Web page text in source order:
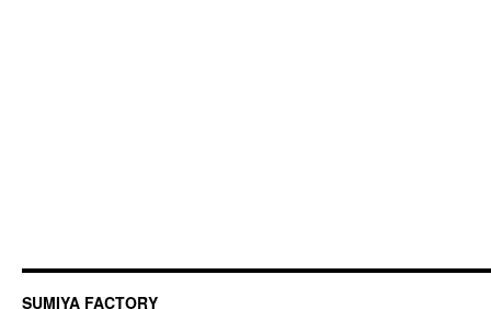
SUMIYA FACTORY